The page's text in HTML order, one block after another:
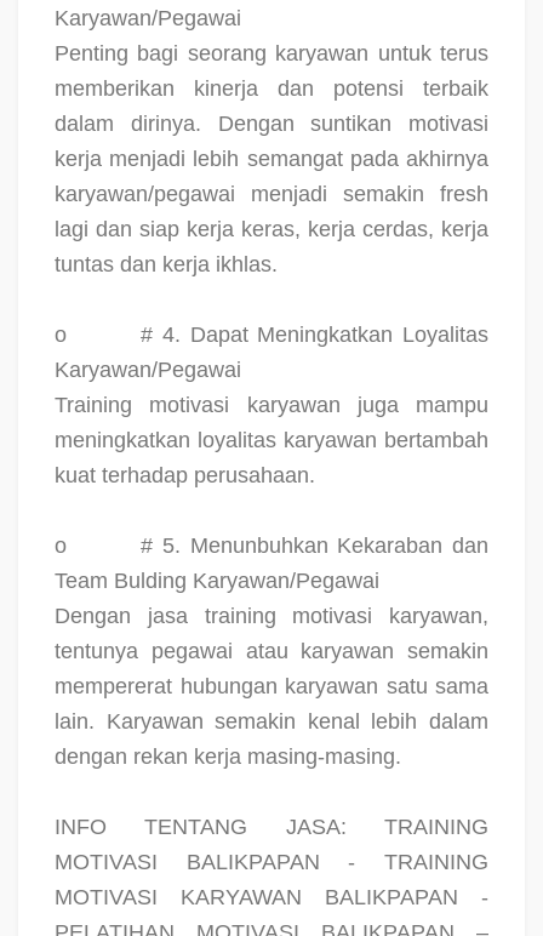
Karyawan/Pegawai
Penting bagi seorang karyawan untuk terus
memberikan kinerja dan potensi terbaik
dalam dirinya. Dengan suntikan motivasi
kerja menjadi lebih semangat pada akhirnya
karyawan/pegawai menjadi semakin fresh
lagi dan siap kerja keras, kerja cerdas, kerja
tuntas dan kerja ikhlas.
o
# 4. Dapat Meningkatkan Loyalitas
Karyawan/Pegawai
Training motivasi karyawan juga mampu
meningkatkan loyalitas karyawan bertambah
kuat terhadap perusahaan.
o
# 5. Menunbuhkan Kekaraban dan
Team Bulding Karyawan/Pegawai
Dengan jasa training motivasi karyawan,
tentunya pegawai atau karyawan semakin
mempererat hubungan karyawan satu sama
lain. Karyawan semakin kenal lebih dalam
dengan rekan kerja masing-masing.
INFO TENTANG JASA: TRAINING
MOTIVASI BALIKPAPAN - TRAINING
MOTIVASI KARYAWAN BALIKPAPAN -